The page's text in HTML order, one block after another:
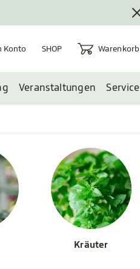
Konto
Konto SHOP Warenkorb
Warenkorb
Veranstaltungen Service
Kräuter